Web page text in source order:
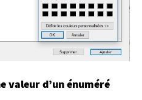
valeur d’un énuméré